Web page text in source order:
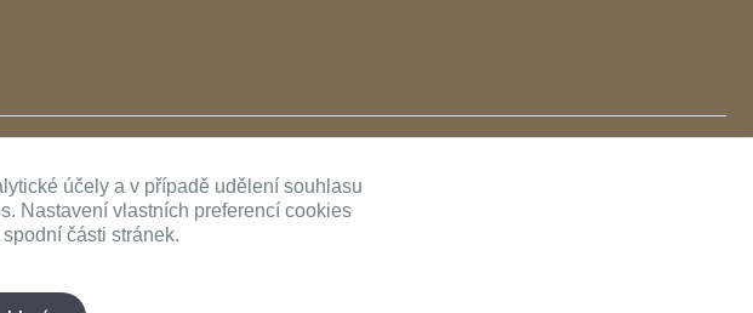
účely a v případě udělení souhlasu
Nastavení vlastních preferencí cookies
části stránek.